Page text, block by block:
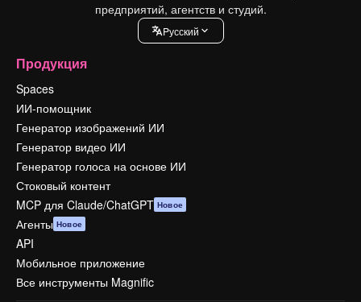
предприятий, агентств и студий.
Pусский
Продукция
Spaces
ИИ-помощник
Генератор изображений ИИ
Генератор видео ИИ
Генератор голоса на основе ИИ
Стоковый контент
MCP для Claude/ChatGPT Новое
Агенты Новое
API
Мобильное приложение
Все инструменты Magnific